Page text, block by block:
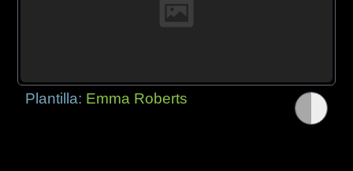
Plantilla: Emma Roberts